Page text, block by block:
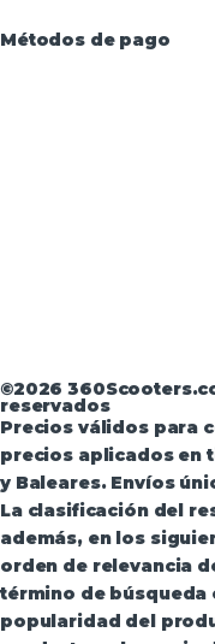
Métodos de pago
©2026
reservados
Precios válidos para
precios aplicados en
y Baleares. Envíos
La clasificación del
además, en los
orden de relevancia
término de
popularidad del